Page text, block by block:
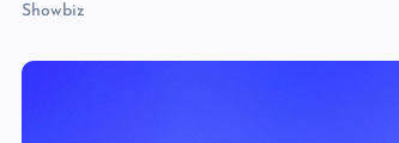
Showbiz